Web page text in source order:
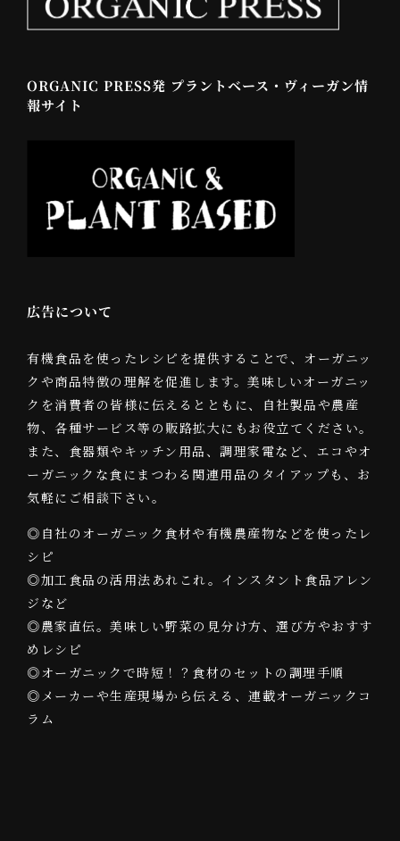
ORGANIC PRESS発 プラントベース・ヴィーガン情
報サイト
広告について
有機食品を使ったレシピを提供することで、オーガニッ
クや商品特徴の理解を促進します。美味しいオーガニッ
クを消費者の皆様に伝えるとともに、自社製品や農産
物、各種サービス等の販路拡大にもお役立てください。
また、食器類やキッチン用品、調理家電など、エコやオ
ーガニックな食にまつわる関連用品のタイアップも、お
気軽にご相談下さい。
◎自社のオーガニック食材や有機農産物などを使ったレ
シピ
◎加工食品の活用法あれこれ。インスタント食品アレン
ジなど
◎農家直伝。美味しい野菜の見分け方、選び方やおすす
めレシピ
◎オーガニックで時短！？食材のセットの調理手順
◎メーカーや生産現場から伝える、連載オーガニックコ
ラム